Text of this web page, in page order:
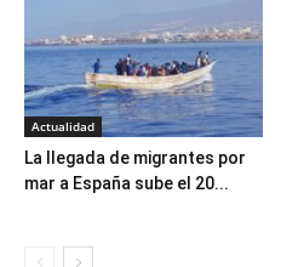
Actualidad
La llegada de migrantes por
mar a España sube el 20...